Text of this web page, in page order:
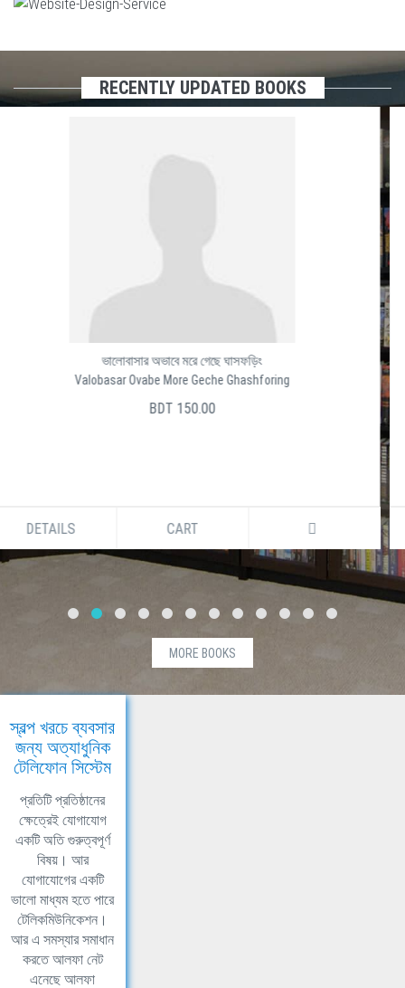
RECENTLY UPDATED BOOKS
Baro Ghater Shesh Ghat
বার ঘাটের শেষ ঘাট
সালেক উদ্দীন
DETAILS CART
MORE BOOKS
স্বল্প খরচে ব্যবসার
জন্য অত্যাধুনিক
টেলিফোন সিস্টেম
প্রতিটি প্রতিষ্ঠানের
ক্ষেত্রেই যোগাযোগ
একটি অতি গুরুত্বপূর্ণ
বিষয়। আর
যোগাযোগের একটি
ভালো মাধ্যম হতে পারে
টেলিকমিউনিকেশন।
আর এ সমস্যার সমাধান
করতে আলফা নেট
এনেছে আলফা